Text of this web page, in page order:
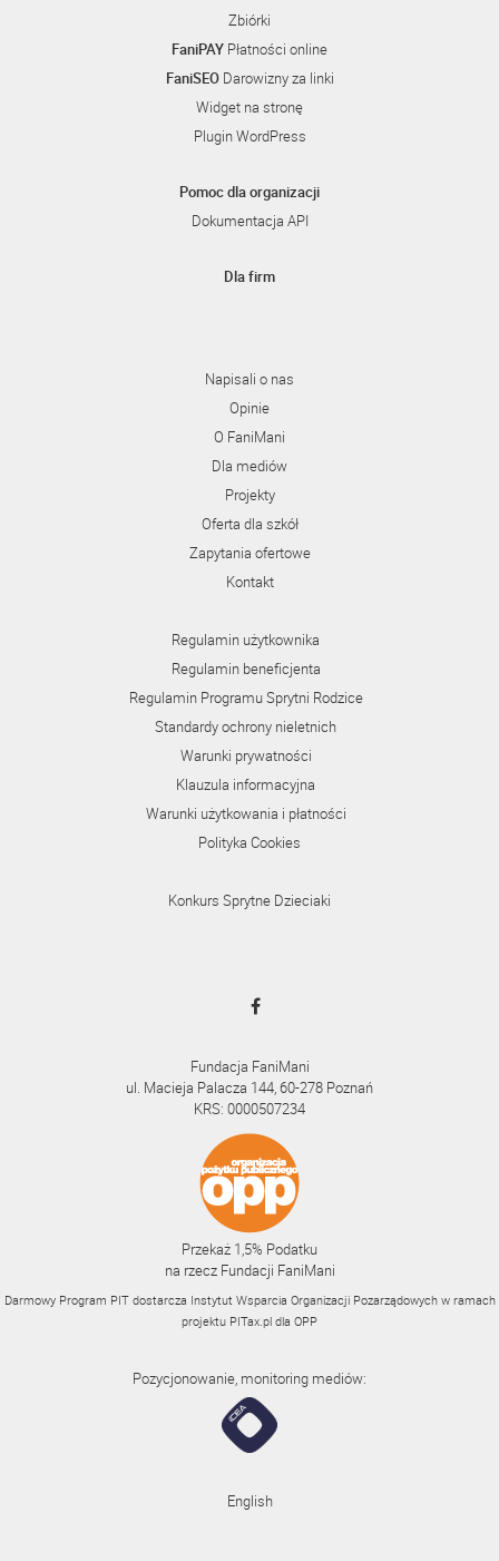
Zbiórki
FaniPAY Płatności online
FaniSEODarowizny za linki
Widget na stronę
Plugin WordPress
Pomoc dla organizacji
Dokumentacja API
Dla firm
Napisali o nas
Opinie
O FaniMani
Dla mediów
Projekty
Oferta dla szkół
Zapytania ofertowe
Kontakt
Regulamin użytkownika
Regulamin beneficjenta
Regulamin Programu Sprytni Rodzice
Standardy ochrony nieletnich
Warunki prywatności
Klauzula informacyjna
Warunki użytkowania i płatności
Polityka Cookies
Konkurs Sprytne Dzieciaki
Fundacja FaniMani
ul. Macieja Palacza 144, 60-278 Poznań
KRS: 0000507234
Przekaż 1,5% Podatku
na rzecz Fundacji FaniMani
Darmowy Program PIT dostarcza Instytut Wsparcia Organizacji Pozarządowych w ramach
projektu PITax.pl dla OPP
Pozycjonowanie, monitoring mediów:
English